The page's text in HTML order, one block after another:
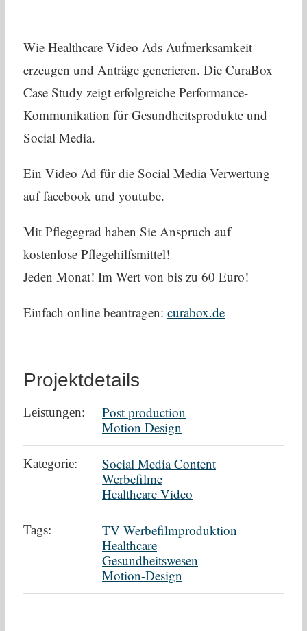
Wie Healthcare Video Ads Aufmerksamkeit
erzeugen und Anträge generieren. Die CuraBox
Case Study zeigt erfolgreiche Performance-
Kommunikation für Gesundheitsprodukte und
Social Media.
Ein Video Ad für die Social Media Verwertung
auf facebook und youtube.
Mit Pflegegrad haben Sie Anspruch auf
kostenlose Pflegehilfsmittel!
Jeden Monat! Im Wert von bis zu 60 Euro!
Einfach online beantragen: curabox.de
Projektdetails
Leistungen:
Post production
Motion Design
Kategorie:
Social Media Content
Werbefilme
Healthcare Video
Tags:
TV Werbefilmproduktion
Healthcare
Gesundheitswesen
Motion-Design